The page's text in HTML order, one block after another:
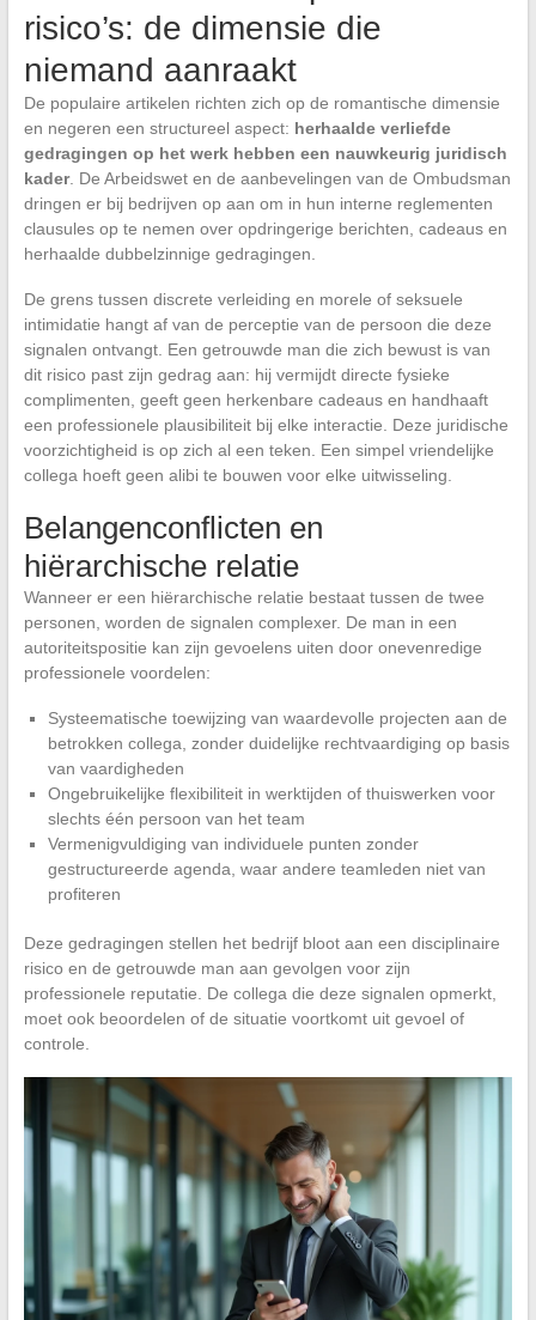
risico’s: de dimensie die
niemand aanraakt
De populaire artikelen richten zich op de romantische dimensie
en negeren een structureel aspect: herhaalde verliefde
gedragingen op het werk hebben een nauwkeurig juridisch
kader. De Arbeidswet en de aanbevelingen van de Ombudsman
dringen er bij bedrijven op aan om in hun interne reglementen
clausules op te nemen over opdringerige berichten, cadeaus en
herhaalde dubbelzinnige gedragingen.
De grens tussen discrete verleiding en morele of seksuele
intimidatie hangt af van de perceptie van de persoon die deze
signalen ontvangt. Een getrouwde man die zich bewust is van
dit risico past zijn gedrag aan: hij vermijdt directe fysieke
complimenten, geeft geen herkenbare cadeaus en handhaaft
een professionele plausibiliteit bij elke interactie. Deze juridische
voorzichtigheid is op zich al een teken. Een simpel vriendelijke
collega hoeft geen alibi te bouwen voor elke uitwisseling.
Belangenconflicten en
hiërarchische relatie
Wanneer er een hiërarchische relatie bestaat tussen de twee
personen, worden de signalen complexer. De man in een
autoriteitspositie kan zijn gevoelens uiten door onevenredige
professionele voordelen:
Systeematische toewijzing van waardevolle projecten aan de
betrokken collega, zonder duidelijke rechtvaardiging op basis
van vaardigheden
Ongebruikelijke flexibiliteit in werktijden of thuiswerken voor
slechts één persoon van het team
Vermenigvuldiging van individuele punten zonder
gestructureerde agenda, waar andere teamleden niet van
profiteren
Deze gedragingen stellen het bedrijf bloot aan een disciplinaire
risico en de getrouwde man aan gevolgen voor zijn
professionele reputatie. De collega die deze signalen opmerkt,
moet ook beoordelen of de situatie voortkomt uit gevoel of
controle.